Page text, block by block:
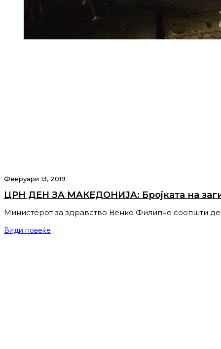
Февруари 13, 2019
ЦРН ДЕН ЗА МАКЕДОНИЈА: Бројката на
Министерот за здравство Венко Филипче соопшти
Види повеќе